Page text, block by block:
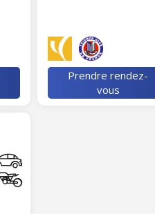
Prendre rendez-
vous